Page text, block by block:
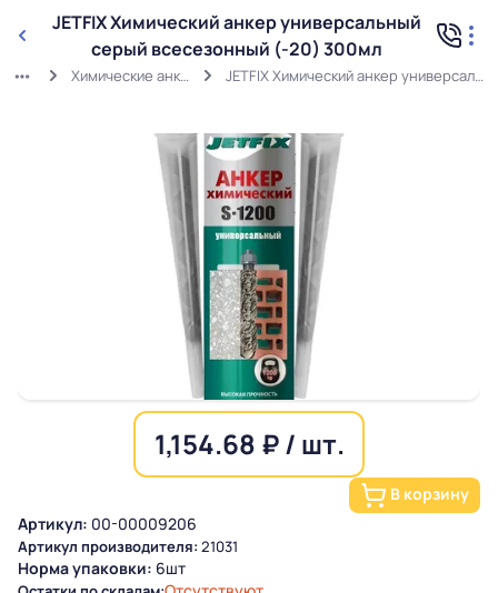
JETFIX Химический анкер универсальный
серый всесезонный (-20) 300мл
Химические анкера и аксессуары JETFIX Химический анкер универсальный серый всесезонный (-20) 300мл
1,154.68 ₽ / шт.
В корзину
Артикул: 00-00009206
Артикул производителя: 21031
Норма упаковки: 6шт